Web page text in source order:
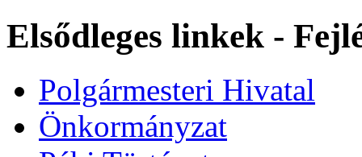
Elsődleges linkek -
Polgármesteri Hivatal
Önkormányzat